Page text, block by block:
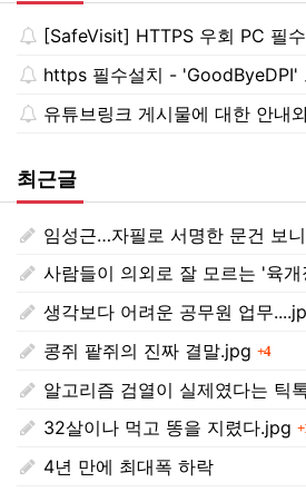
[SafeVisit] HTTPS 우회 PC 필수설치!,
https 필수설치 - 'GoodByeDPI' 프로
유튜브링크 게시물에 대한 안내와
최근글
임성근…자필로 서명한 문건 보니
사람들이 의외로 잘 모르는 '육
생각보다 어려운 공무원 업무
콩쥐 팥쥐의 진짜 결말.jpg 4댓글
알고리즘 검열이 실제였다는 틱
32살이나 먹고 똥을 지렸다.jpg
4년 만에 최대폭 하락